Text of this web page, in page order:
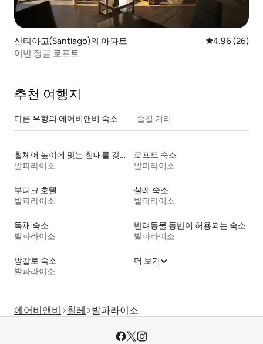
산티아고(Santiago)의 아파트 평점 4.96점(5
4.96 (26)
어반 정글 로프트
추천 여행지
다른 유형의 에어비앤비 숙소 즐길 거리
휠체어 높이에 맞는 침대를 갖춘 숙소
발파라이소
로프트 숙소
발파라이소
부티크 호텔
발파라이소
샬레 숙소
발파라이소
독채 숙소
발파라이소
반려동물 동반이 허용되는 숙소
발파라이소
방갈로 숙소
발파라이소
더 보기
에어비앤비 칠레 발파라이소